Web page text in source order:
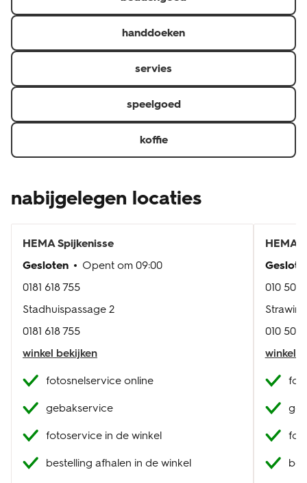
handdoeken
servies
speelgoed
koffie
nabijgelegen locaties
HEMA Spijkenisse
Gesloten
Opent om 09:00
0181 618 755
Stadhuispassage 2
0181 618 755
winkel bekijken
fotosnelservice online
gebakservice
fotoservice in de winkel
bestelling afhalen in de winkel
HEMA
010 501
010 501
winkel